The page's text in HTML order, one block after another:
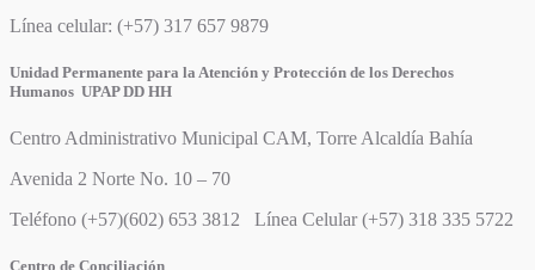
Línea celular: (+57) 317 657 9879
Unidad Permanente para la Atención y Protección de los Derechos
Humanos UPAP DD HH
Centro Administrativo Municipal CAM, Torre Alcaldía Bahía
Avenida 2 Norte No. 10 – 70
Teléfono (+57)(602) 653 3812 Línea Celular (+57) 318 335 5722
Centro de Conciliación